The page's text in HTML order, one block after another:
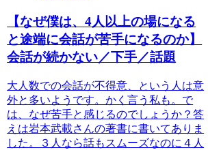
【なぜ僕は、4人以上の場になる
と途端に会話が苦手になるのか】
会話が続かない／下手／話題
大人数での会話が不得意、という人は意
外と多いようです。かく言う私も。で
は、なぜ苦手と感じるのでしょうか？答
えは岩本武載さんの著書に書いてありま
した。３人なら話もスムーズなのに４人